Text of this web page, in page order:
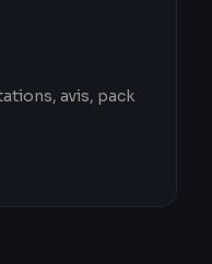
avis, pack